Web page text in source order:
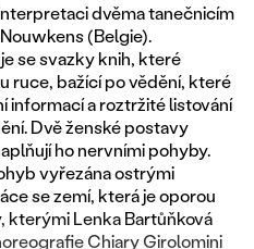
dvěma tanečnicím
(Belgie).
se svazky knih, které
ruce, bažící po vědění, které
informací a roztržité listování
Dvě ženské postavy
ho nervními pohyby.
vyřezána ostrými
se zemí, která je oporou
kterými Lenka Bartůňková
Chiary Girolomini